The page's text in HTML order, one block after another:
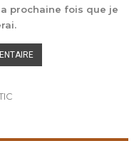
prochaine fois que je